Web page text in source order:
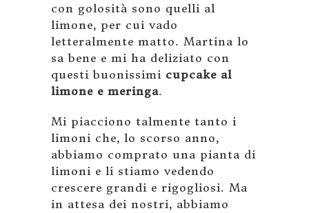
con golosità sono quelli al
limone, per cui vado
letteralmente matto. Martina lo
sa bene e mi ha deliziato con
questi buonissimi cupcake al
limone e meringa.
Mi piacciono talmente tanto i
limoni che, lo scorso anno,
abbiamo comprato una pianta di
limoni e li stiamo vedendo
crescere grandi e rigogliosi. Ma
in attesa dei nostri, abbiamo